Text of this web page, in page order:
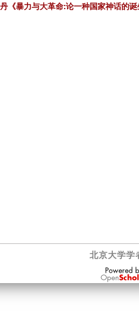
《暴力与大革命:论一种国家神话的诞
北京大学学